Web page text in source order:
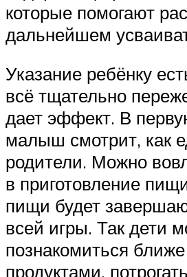
которые помогают
дальнейшем
Указание ребёнку
всё тщательно
дает эффект. В
малыш смотрит, как
родители. Можно
в приготовление
пищи будет
всей игры. Так дети
познакомиться
продуктами,